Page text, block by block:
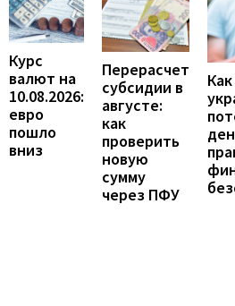
Курс
валют на
10.08.2026:
евро
пошло
вниз
Перерасчет
субсидии в
августе:
как
проверить
новую
сумму
через ПФУ
Как